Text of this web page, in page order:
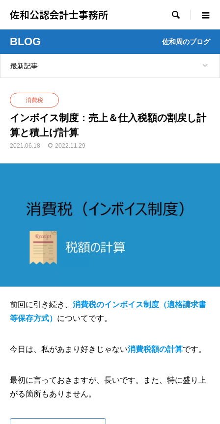
佐和公認会計士事務所 
BLOG 佐和周のブログ
最新記事
消費税
インボイス制度：売上＆仕入税額の割戻し計
算と積上げ計算
2021.06.18 2022.11.29
前回に引き続き、 消費税のインボイス制度（適格請求書
等保存方式） についてです。
今日は、私があまり好きじゃない消費税額の計算です。
最初に言っておきますが、長いです。また、特に盛り上
がる箇所もありません。